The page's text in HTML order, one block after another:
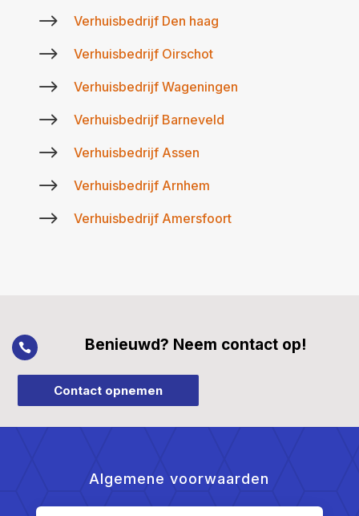
$ Verhuisbedrijf Den haag
$ Verhuisbedrijf Oirschot
$ Verhuisbedrijf Wageningen
$ Verhuisbedrijf Barneveld
$ Verhuisbedrijf Assen
$ Verhuisbedrijf Arnhem
$ Verhuisbedrijf Amersfoort
 Benieuwd? Neem contact op!
Contact opnemen
Algemene voorwaarden